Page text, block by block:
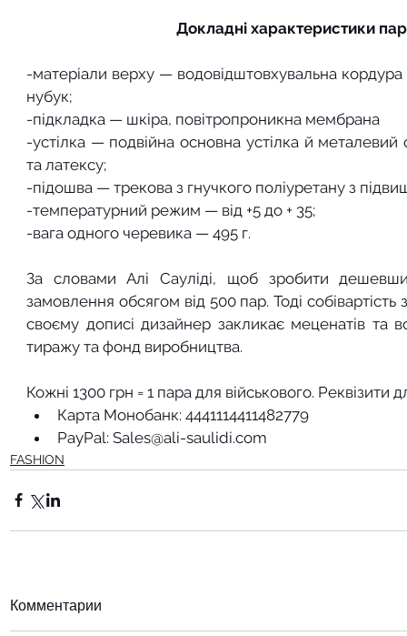
Докладні характеристики
-матеріали верху — водовідштовхувальна
нубук;
-підкладка — шкіра, повітропроникна мембрана
-устілка — подвійна основна устілка й металевий
та латексу;
-підошва — трекова з гнучкого поліуретану з
-температурний режим — від +5 до + 35;
-вага одного черевика — 495 г.
За словами Алі Сауліді, щоб зробити
замовлення обсягом від 500 пар. Тоді
своєму дописі дизайнер закликає меценатів та
тиражу та фонд виробництва.
Кожні 1300 грн = 1 пара для військового. Реквізити
Карта Монобанк: 4441114411482779
PayPal: Sales@ali-saulidi.com
FASHION
Комментарии